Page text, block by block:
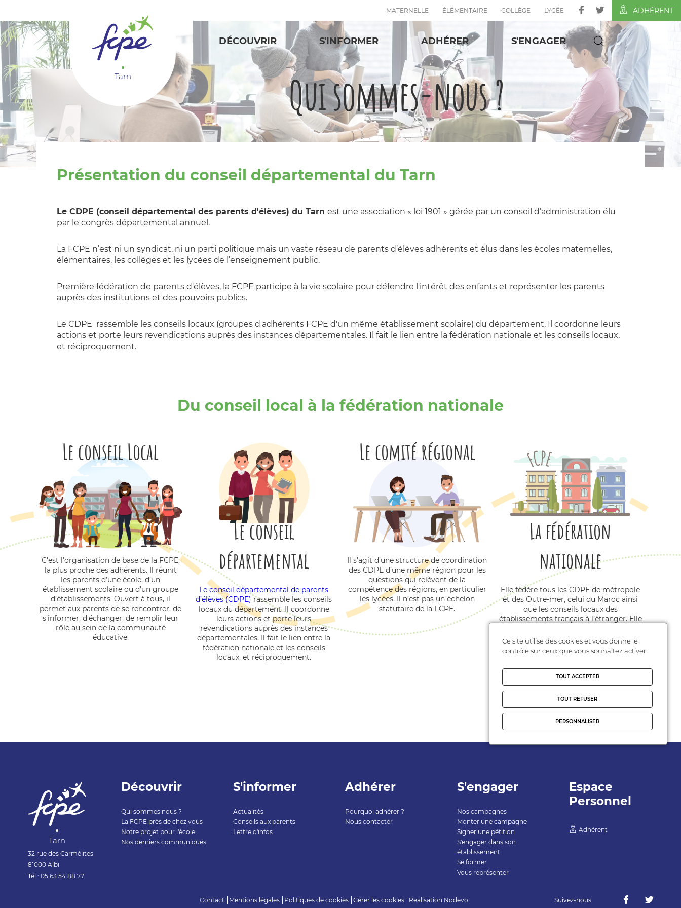
MATERNELLE ÉLÉMENTAIRE COLLÈGE LYCÉE ADHÉRENT
Tarn
DÉCOUVRIR S'INFORMER ADHÉRER S'ENGAGER
Qui sommes-nous ?
Présentation du conseil départemental du Tarn
Le CDPE (conseil départemental des parents d'élèves) du Tarn est une association « loi 1901 » gérée par un conseil d’administration élu
par le congrès départemental annuel.
La FCPE n’est ni un syndicat, ni un parti politique mais un vaste réseau de parents d’élèves adhérents et élus dans les écoles maternelles,
élémentaires, les collèges et les lycées de l’enseignement public.
Première fédération de parents d'élèves, la FCPE participe à la vie scolaire pour défendre l'intérêt des enfants et représenter les parents
auprès des institutions et des pouvoirs publics.
Le CDPE rassemble les conseils locaux (groupes d'adhérents FCPE d'un même établissement scolaire) du département. Il coordonne leurs
actions et porte leurs revendications auprès des instances départementales. Il fait le lien entre la fédération nationale et les conseils locaux,
et réciproquement.
Du conseil local à la fédération nationale
Le conseil Local
C’est l’organisation de base de la FCPE,
la plus proche des adhérents. Il réunit
les parents d’une école, d’un
établissement scolaire ou d’un groupe
d’établissements. Ouvert à tous, il
permet aux parents de se rencontrer, de
s'informer, d'échanger, de remplir leur
rôle au sein de la communauté
éducative.
Le conseil
départemental
Le conseil départemental de parents
d’élèves (CDPE) rassemble les conseils
locaux du département. Il coordonne
leurs actions et porte leurs
revendications auprès des instances
départementales. Il fait le lien entre la
fédération nationale et les conseils
locaux, et réciproquement.
Le comité régional
Il s’agit d’une structure de coordination
des CDPE d’une même région pour les
questions qui relèvent de la
compétence des régions, en particulier
les lycées. Il n’est pas un échelon
statutaire de la FCPE.
La fédération
nationale
Elle fédère tous les CDPE de métropole
et des Outre-mer, celui du Maroc ainsi
que les conseils locaux des
établissements français à l’étranger. Elle
dans les instances de l’Education
nationale où siègent les parents. Elle
offre à ses adhérents une information
documentée et régulière. Elle impulse
des campagnes nationales pilotées par
les élus nationaux.
Tarn
32 rue des Carmélites
81000 Albi
Tél : 05 63 54 88 77
Découvrir
Qui sommes nous ?
La FCPE près de chez vous
Notre projet pour l'école
Nos derniers communiqués
S'informer
Actualités
Conseils aux parents
Lettre d'infos
Adhérer
Pourquoi adhérer ?
Nous contacter
S'engager
Nos campagnes
Monter une campagne
Signer une pétition
S'engager dans son
établissement
Se former
Vous représenter
Espace
Personnel
Adhérent
Contact Mentions légales Politiques de cookies Gérer les cookies Realisation Nodevo Suivez-nous
Ce site utilise des cookies et vous donne le
contrôle sur ceux que vous souhaitez activer
TOUT ACCEPTER
TOUT REFUSER
PERSONNALISER